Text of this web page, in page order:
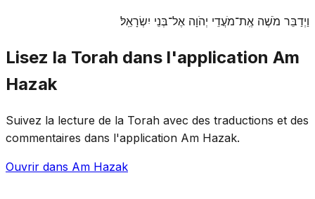
וַיְדַבֵּר מֹשֶׁה אֶֽת־מֹעֲדֵי יְהֹוָה אֶל־בְּנֵי יִשְׂרָאֵֽל׃
Lisez la Torah dans l'application Am
Hazak
Suivez la lecture de la Torah avec des traductions et des
commentaires dans l'application Am Hazak.
Ouvrir dans Am Hazak